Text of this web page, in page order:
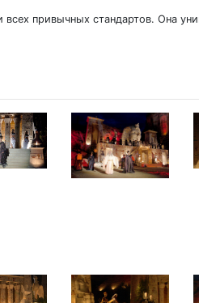
всех привычных стандартов. Она